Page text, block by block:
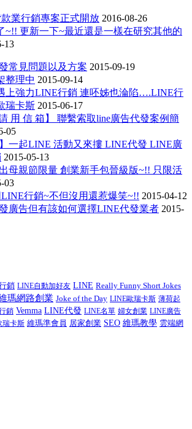
業行銷專案正式開放 2016-08-26
~!! 更新一下~最近還是一樣在研究其他的
13
常見問題以及方案 2015-09-19
整理中 2015-09-14
上強力LINE行銷 連呸姊也淪陷….LINE行
瑞卡斯 2015-06-17
用 信 箱】 聯繫索取line廣告代發案例簡
05
一起LINE 活動又來摟 LINE代發 LINE廣
2015-05-13
母親節限量 創業新手包晉級版~!! 只限活
03
行銷~不但沒用還惹爆笑~!! 2015-04-12
廣告但有該如何選擇LINE代發業者 2015-
銷 LINE自動加好友 LINE Really Funny Short Jokes
瑪網路創業 Joke of the Day LINE歐瑞卡斯 薄荷起
銷 Vemma LINE代發 LINE名單 婦女創業 LINE廣告
瑞卡斯 維瑪準會員 居家創業 SEO 維瑪教學 雲端網